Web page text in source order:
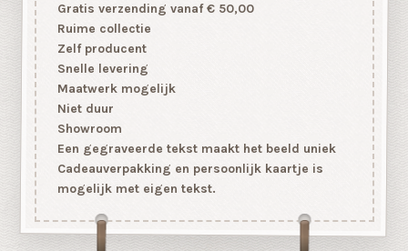
Gratis verzending vanaf € 50,00
Ruime collectie
Zelf producent
Snelle levering
Maatwerk mogelijk
Niet duur
Showroom
Een gegraveerde tekst maakt het beeld uniek
Cadeauverpakking en persoonlijk kaartje is
mogelijk met eigen tekst.